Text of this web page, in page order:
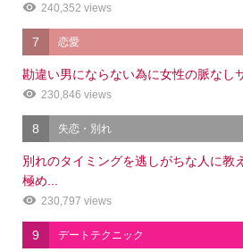
240,352 views
7 恋愛
勘違い男にならない為に女性の脈なし
230,846 views
8 失恋・別れ
別れのタイミングを逃しがちな人に教
極め...
230,797 views
9 デートテクニック